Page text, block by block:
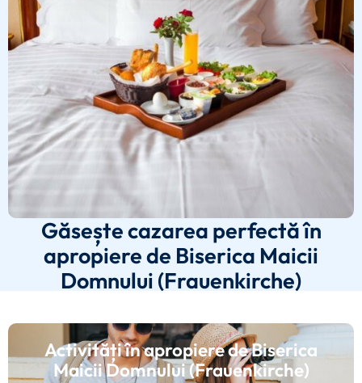
Găsește cazarea perfectă în
apropiere de Biserica Maicii
Domnului (Frauenkirche)
Activități în apropiere de Biserica
Maicii Domnului (Frauenkirche)